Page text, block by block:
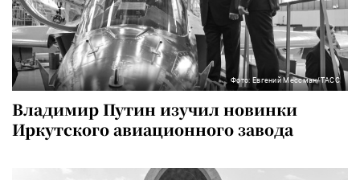
Фото: Евгений Мессман/ТАСС
Владимир Путин изучил новинки
Иркутского авиационного завода